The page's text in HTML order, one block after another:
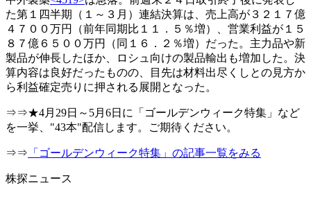
た第１四半期（１～３月）連結決算は、売上高が３２１７億
４７００万円（前年同期比１１．５％増）、営業利益が１５
８７億６５００万円（同１６．２％増）だった。主力品や新
製品が伸長したほか、ロシュ向けの製品輸出も増加した。決
算内容は良好だったものの、目先は材料出尽くしとの見方か
ら利益確定売りに押される展開となった。
⇒⇒★4月29日～5月6日に「ゴールデンウィーク特集」など
を一挙、"43本"配信します。ご期待ください。
⇒⇒ 「ゴールデンウィーク特集」の記事一覧をみる
株探ニュース